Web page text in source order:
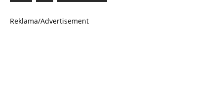
Reklama/Advertisement